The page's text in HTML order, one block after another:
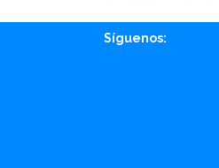
Síguenos: